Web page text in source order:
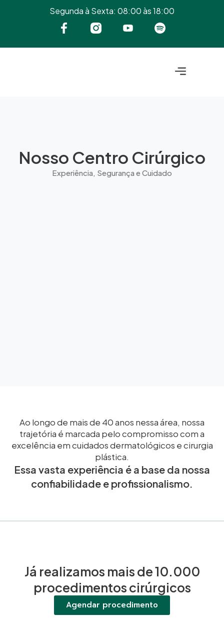
Segunda à Sexta: 08:00 às 18:00
Nosso Centro Cirúrgico
Experiência, Segurança e Cuidado
Ao longo de mais de 40 anos nessa área, nossa
trajetória é marcada pelo compromisso com a
excelência em cuidados dermatológicos e cirurgia
plástica.
Essa vasta experiência é a base da nossa
confiabilidade e profissionalismo.
Já realizamos mais de 10.000
procedimentos cirúrgicos
Agendar procedimento